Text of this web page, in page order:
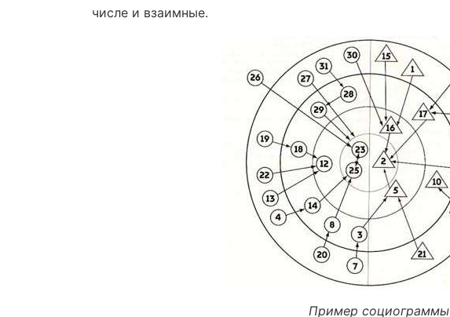
числе и взаимные.
Пример социограммы